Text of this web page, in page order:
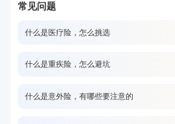
常见问题
什么是医疗险，怎么挑选
什么是重疾险，怎么避坑
什么是意外险，有哪些要注意的